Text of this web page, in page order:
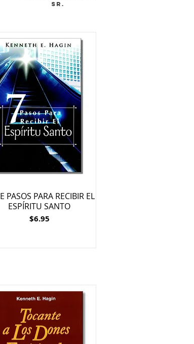
Sr.
PASOS PARA RECIBIR EL
ESPÍRITU SANTO
Price
$6.95